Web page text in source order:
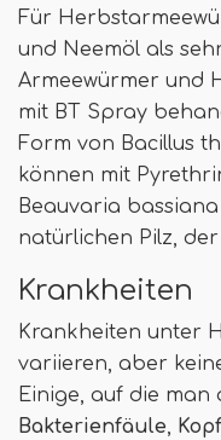
Für
und Neemöl als
Armeewürmer und
mit BT Spray
Form von Bacillus
können mit
Beauvaria
natürlichen Pilz,
Krankheiten
Krankheiten unter
variieren, aber
Einige, auf die man
Bakterienfäule,